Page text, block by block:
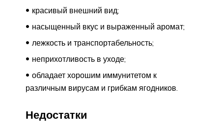
красивый внешний вид;
насыщенный вкус и выраженный аромат;
лежкость и транспортабельность;
неприхотливость в уходе;
обладает хорошим иммунитетом к
различным вирусам и грибкам ягодников.
Недостатки